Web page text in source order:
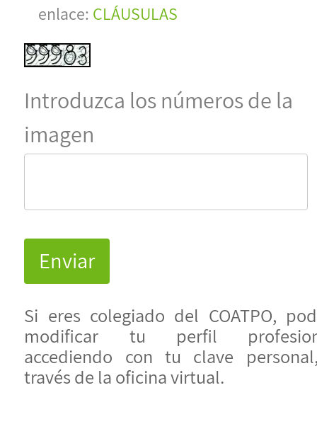
enlace: CLÁUSULAS
Introduzca los números de la
imagen
Si eres colegiado del COATPO,
modificar tu perfil
accediendo con tu clave
través de la oficina virtual.